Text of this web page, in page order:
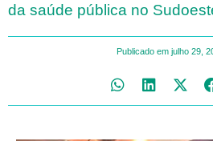
da saúde pública no
Publicado em julho 29,